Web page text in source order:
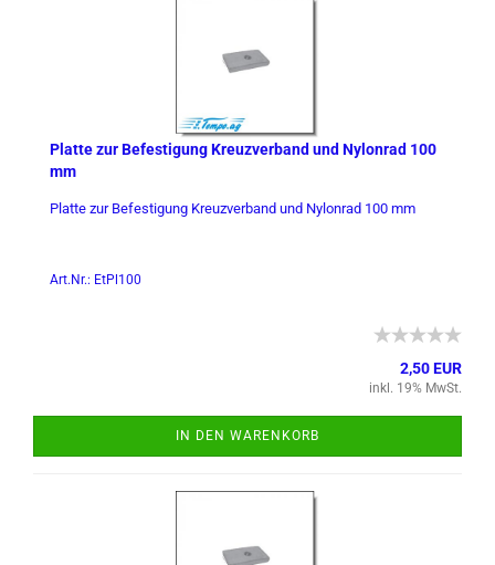
Plat­te zur Be­fes­ti­gung Kreuz­ver­band und Ny­lon­rad 100
mm
Plat­te zur Be­fes­ti­gung Kreuz­ver­band und Ny­lon­rad 100 mm
Art.Nr.: EtPl100
2,50 EUR
inkl. 19% MwSt.
IN DEN WARENKORB